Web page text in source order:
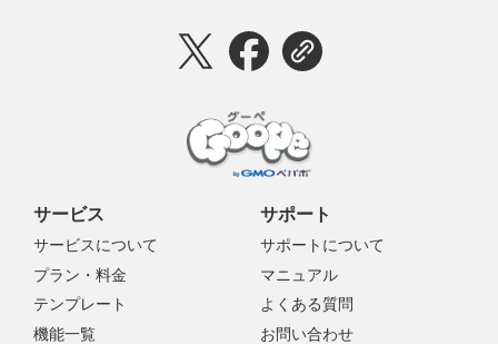
サービス
サービスについて
プラン・料金
テンプレート
機能一覧
サポート
サポートについて
マニュアル
よくある質問
お問い合わせ